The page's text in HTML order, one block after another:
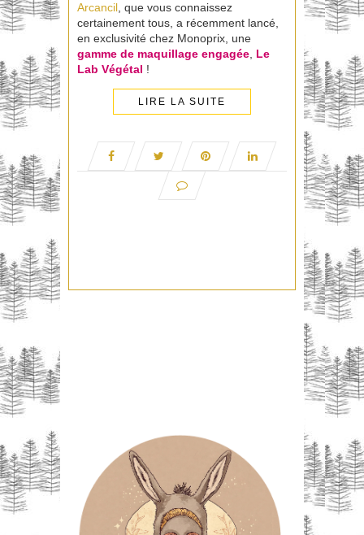
Arcancil, que vous connaissez
certainement tous, a récemment lancé,
en exclusivité chez Monoprix, une
gamme de maquillage engagée, Le
Lab Végétal !
LIRE LA SUITE